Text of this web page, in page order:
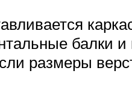
балки
размеры